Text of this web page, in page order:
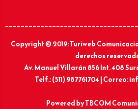
Copyright © 2019: Turiweb
derechos
Av. Manuel Villarán 856 Int. 408
Telf.: (511) 987761704 | Correo:
Powered byTBCOM